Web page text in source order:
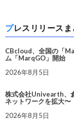
プレスリリース
CBcloud、全国の「
ム「MarqGO」開始
2026年8月5日
株式会社Univearth、
ネットワークを拡大〜
2026年8月5日